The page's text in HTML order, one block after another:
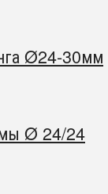
Ø24-30мм
Ø 24/24